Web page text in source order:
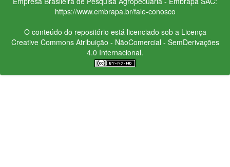
https://www.embrapa.br/fale-conosco
O conteúdo do repositório está licenciado sob a Licença
Creative CommonsAtribuição - NãoComercial - SemDerivações
4.0 Internacional.